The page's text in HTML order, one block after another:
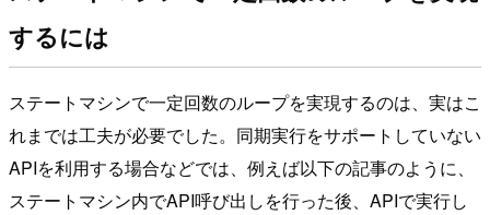
するには
ステートマシンで一定回数のループを実現するのは、実はこ
れまでは工夫が必要でした。同期実行をサポートしていない
APIを利用する場合などでは、例えば以下の記事のように、
ステートマシン内でAPI呼び出しを行った後、APIで実行し